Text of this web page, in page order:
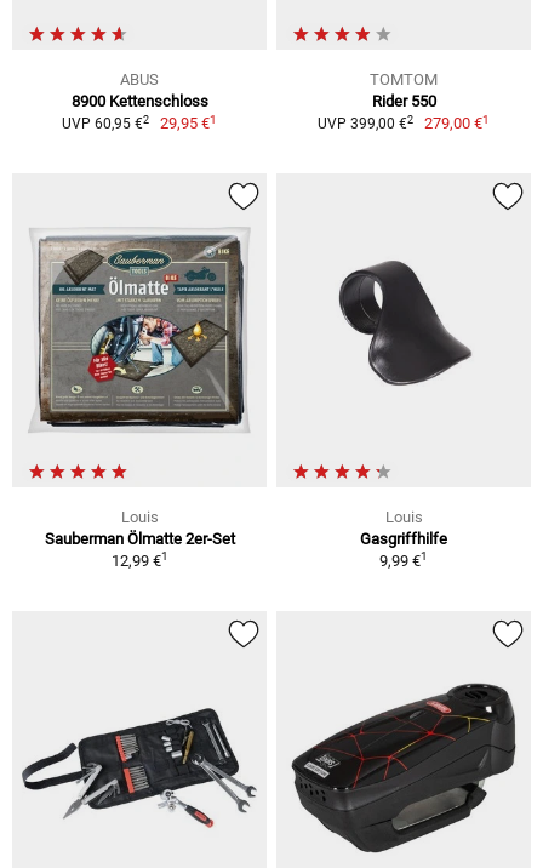
ABUS
8900 Kettenschloss
UVP 60,95 €2 29,95 €1
TOMTOM
Rider 550
UVP 399,00 €2 279,00 €1
Louis
Sauberman Ölmatte 2er-Set
12,99 €1
Louis
Gasgriffhilfe
9,99 €1